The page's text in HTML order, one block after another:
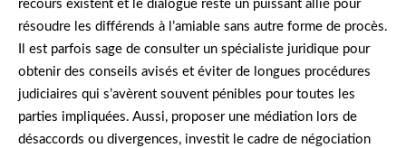
recours existent et le dialogue reste un puissant allié pour
résoudre les différends à l’amiable sans autre forme de procès.
Il est parfois sage de consulter un spécialiste juridique pour
obtenir des conseils avisés et éviter de longues procédures
judiciaires qui s’avèrent souvent pénibles pour toutes les
parties impliquées. Aussi, proposer une médiation lors de
désaccords ou divergences, investit le cadre de négociation